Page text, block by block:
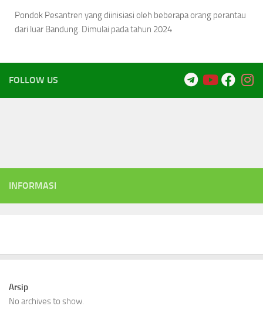
Pondok Pesantren yang diinisiasi oleh beberapa orang perantau
dari luar Bandung. Dimulai pada tahun 2024
FOLLOW US
INFORMASI
Arsip
No archives to show.